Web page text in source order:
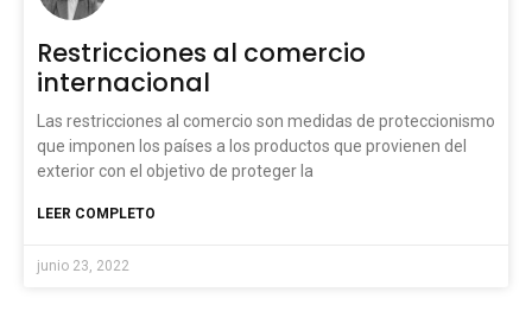
Restricciones al comercio
internacional
Las restricciones al comercio son medidas de proteccionismo
que imponen los países a los productos que provienen del
exterior con el objetivo de proteger la
LEER COMPLETO
junio 23, 2022